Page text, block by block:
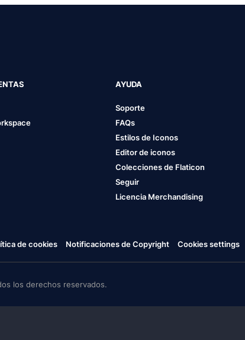
AYUDA
Soporte
FAQs
Estilos de Iconos
Editor de iconos
Colecciones de Flaticon
Seguir
Licencia Merchandising
de cookies Notificaciones de Copyright Cookies settings
los derechos reservados.